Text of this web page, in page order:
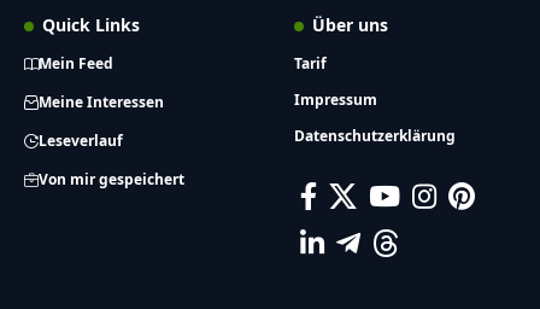
Quick Links
Mein Feed
Meine Interessen
Leseverlauf
Von mir gespeichert
Über uns
Tarif
Impressum
Datenschutzerklärung